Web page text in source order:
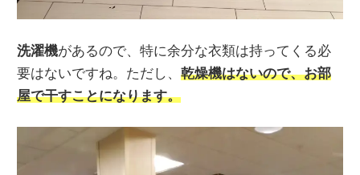
洗濯機があるので、特に余分な衣類は持ってくる必
要はないですね。ただし、 乾燥機はないので、お部
屋で干すことになります。